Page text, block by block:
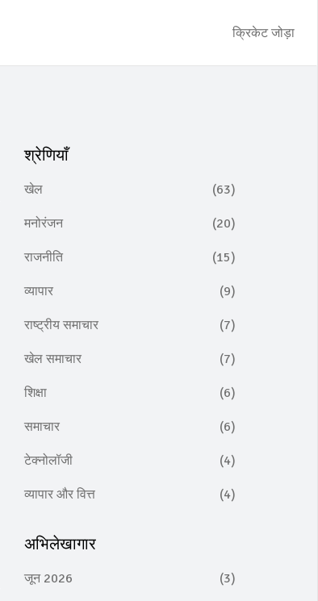
क्रिकेट जोड़ा
श्रेणियाँ
खेल (63)
मनोरंजन (20)
राजनीति (15)
व्यापार (9)
राष्ट्रीय समाचार (7)
खेल समाचार (7)
शिक्षा (6)
समाचार (6)
टेक्नोलॉजी (4)
व्यापार और वित्त (4)
अभिलेखागार
जून 2026 (3)